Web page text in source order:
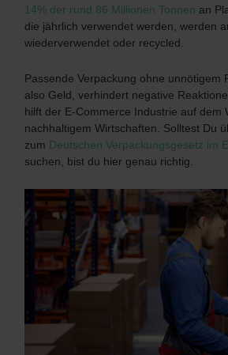
14% der rund 86 Millionen Tonnen an
die jährlich verwendet werden, werden
wiederverwendet oder recycled.
Passende Verpackung ohne unnötigem
also Geld, verhindert negative
hilft der E-Commerce Industrie auf dem
nachhaltigem Wirtschaften. Solltest Du
zum Deutschen Verpackungsgesetz im
suchen, bist du hier genau richtig.